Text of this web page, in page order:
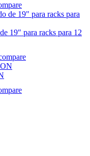
19″ para racks para 12